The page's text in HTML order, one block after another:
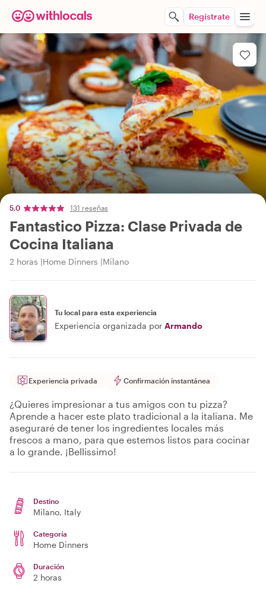
Regístrate
5,0 131 reseñas
Fantastico Pizza: Clase Privada de
Cocina Italiana
2 horas Home Dinners Milano
Tu local para esta experiencia
Experiencia organizada por Armando
Experiencia privada Confirmación instantánea
¿Quieres impresionar a tus amigos con tu pizza?
Aprende a hacer este plato tradicional a la italiana. Me
aseguraré de tener los ingredientes locales más
frescos a mano, para que estemos listos para cocinar
a lo grande. ¡Bellissimo!
Destino
Milano, Italy
Categoría
Home Dinners
Duración
2 horas